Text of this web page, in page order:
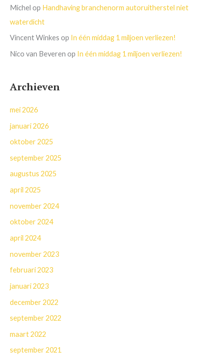
Michel op Handhaving branchenorm autoruitherstel niet
waterdicht
Vincent Winkes op In één middag 1 miljoen verliezen!
Nico van Beveren op In één middag 1 miljoen verliezen!
Archieven
mei 2026
januari 2026
oktober 2025
september 2025
augustus 2025
april 2025
november 2024
oktober 2024
april 2024
november 2023
februari 2023
januari 2023
december 2022
september 2022
maart 2022
september 2021